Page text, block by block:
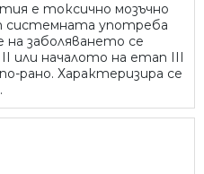
е токсично мозъчно
системната употреба
заболяването се
или началото на етап III
рано. Характеризира се